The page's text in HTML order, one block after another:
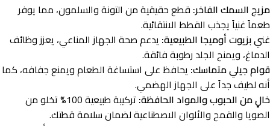
مزيج السمك الفاخر: قطع حقيقية من التونة والسلمون، مما يوفر
طعماً غنياً يجذب القطط الانتقائية.
غني بزيوت أوميجا الطبيعية: يدعم صحة الجهاز المناعي، يعزز وظائف
الدماغ، ويمنح الجلد رطوبة فائقة.
قوام جيلي متماسك: يحافظ على استساغة الطعام ويمنع جفافه، كما
أنه لطيف جداً على الجهاز الهضمي.
خالٍ من الحبوب والمواد الحافظة:
تركيبة طبيعية 100% تخلو من
الصويا والقمح والألوان الاصطناعية لضمان سلامة قطتك.